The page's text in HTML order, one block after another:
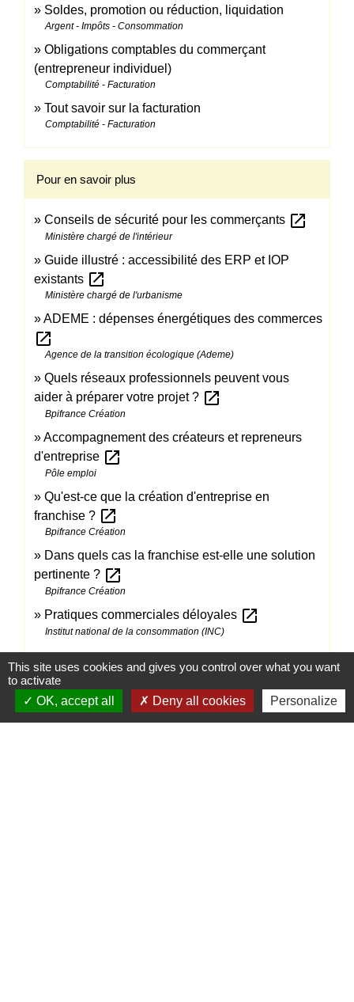
Soldes, promotion ou réduction, liquidation
Argent - Impôts - Consommation
Obligations comptables du commerçant
(entrepreneur individuel)
Comptabilité - Facturation
Tout savoir sur la facturation
Comptabilité - Facturation
Pour en savoir plus
Conseils de sécurité pour les commerçants open_in_new
Ministère chargé de l'intérieur
Guide illustré : accessibilité des ERP et IOP
existants open_in_new
Ministère chargé de l'urbanisme
ADEME : dépenses énergétiques des commerces
open_in_new
Agence de la transition écologique (Ademe)
Quels réseaux professionnels peuvent vous
aider à préparer votre projet ? open_in_new
Bpifrance Création
Accompagnement des créateurs et repreneurs
d'entreprise open_in_new
Pôle emploi
Qu'est-ce que la création d'entreprise en
franchise ? open_in_new
Bpifrance Création
Dans quels cas la franchise est-elle une solution
pertinente ? open_in_new
Bpifrance Création
Pratiques commerciales déloyales open_in_new
Institut national de la consommation (INC)
Comment faire si...
Ouvrir un bureau de tabac
This site uses cookies and gives you control over what you want
to activate
OK, accept all
Deny all cookies Personalize